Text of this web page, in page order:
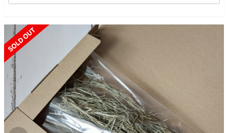
SOLD OUT